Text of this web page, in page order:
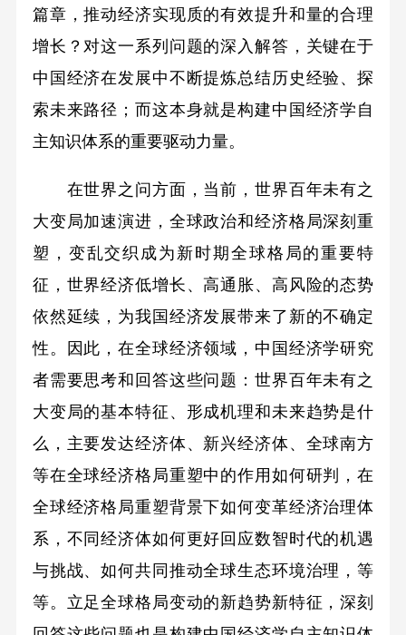
篇章，推动经济实现质的有效提升和量的合理
增长？对这一系列问题的深入解答，关键在于
中国经济在发展中不断提炼总结历史经验、探
索未来路径；而这本身就是构建中国经济学自
主知识体系的重要驱动力量。
在世界之问方面，当前，世界百年未有之
大变局加速演进，全球政治和经济格局深刻重
塑，变乱交织成为新时期全球格局的重要特
征，世界经济低增长、高通胀、高风险的态势
依然延续，为我国经济发展带来了新的不确定
性。因此，在全球经济领域，中国经济学研究
者需要思考和回答这些问题：世界百年未有之
大变局的基本特征、形成机理和未来趋势是什
么，主要发达经济体、新兴经济体、全球南方
等在全球经济格局重塑中的作用如何研判，在
全球经济格局重塑背景下如何变革经济治理体
系，不同经济体如何更好回应数智时代的机遇
与挑战、如何共同推动全球生态环境治理，等
等。立足全球格局变动的新趋势新特征，深刻